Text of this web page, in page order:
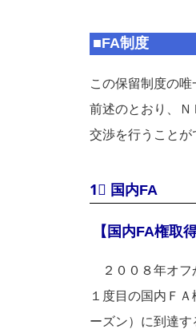
■FA制度
この保留制度の唯
前述のとおり、
交渉を行うことが
1⃣ 国内FA
【国内FA権取
２００８年オフ
１度目の国内Ｆ
ーズン）に到達す